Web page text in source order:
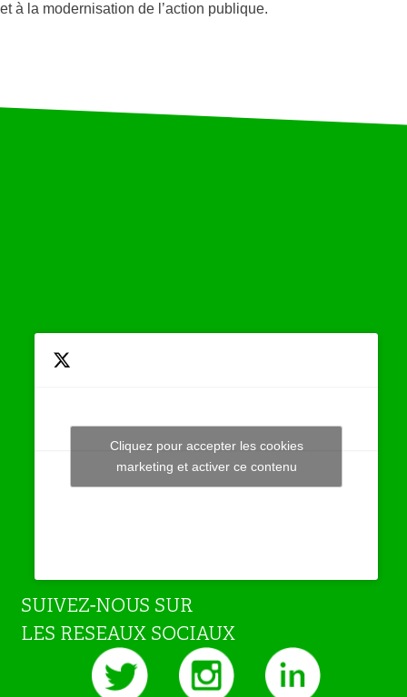
et à la modernisation de l’action publique.
Tweets by JeuAchat
Cliquez pour accepter les cookies
marketing et activer ce contenu
SUIVEZ-NOUS SUR
LES RESEAUX SOCIAUX